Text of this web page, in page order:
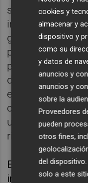
sus beneficios a
interesados.
gratamente la
por parte de los
provincia, y es
detectado la
existe en
contar con la
una salida
riqueza”, explica
En la webse
información del
cookies y
almacenar y
dispositivo y
como su
y datos de
anuncios y
anuncios y
sobre la
Proveedores
pueden
otros fines,
del
solo a este